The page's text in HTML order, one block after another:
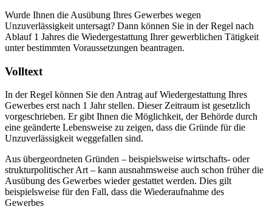
Wurde Ihnen die Ausübung Ihres Gewerbes wegen
Unzuverlässigkeit untersagt? Dann können Sie in der Regel nach
Ablauf 1 Jahres die Wiedergestattung Ihrer gewerblichen Tätigkeit
unter bestimmten Voraussetzungen beantragen.
Volltext
In der Regel können Sie den Antrag auf Wiedergestattung Ihres
Gewerbes erst nach 1 Jahr stellen. Dieser Zeitraum ist gesetzlich
vorgeschrieben. Er gibt Ihnen die Möglichkeit, der Behörde durch
eine geänderte Lebensweise zu zeigen, dass die Gründe für die
Unzuverlässigkeit weggefallen sind.
Aus übergeordneten Gründen – beispielsweise wirtschafts- oder
strukturpolitischer Art – kann ausnahmsweise auch schon früher die
Ausübung des Gewerbes wieder gestattet werden. Dies gilt
beispielsweise für den Fall, dass die Wiederaufnahme des
Gewerbes